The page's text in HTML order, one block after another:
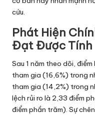
cứu.
Phát Hiện
Đạt Được Tính
Sau 1 năm theo dõi,
tham gia (16,6%) trong
tham gia (14,2%) trong
lệch rủi ro là 2,33 điểm
điểm phần trăm). Sự